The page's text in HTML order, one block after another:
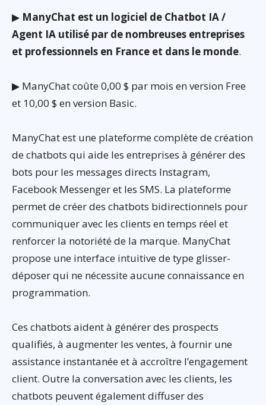
▶ ManyChat est un logiciel de Chatbot IA /
Agent IA utilisé par de nombreuses entreprises
et professionnels en France et dans le monde.
▶ ManyChat coûte 0,00 $ par mois en version Free
et 10,00 $ en version Basic.
ManyChat est une plateforme complète de création
de chatbots qui aide les entreprises à générer des
bots pour les messages directs Instagram,
Facebook Messenger et les SMS. La plateforme
permet de créer des chatbots bidirectionnels pour
communiquer avec les clients en temps réel et
renforcer la notoriété de la marque. ManyChat
propose une interface intuitive de type glisser-
déposer qui ne nécessite aucune connaissance en
programmation.
Ces chatbots aident à générer des prospects
qualifiés, à augmenter les ventes, à fournir une
assistance instantanée et à accroître l’engagement
client. Outre la conversation avec les clients, les
chatbots peuvent également diffuser des